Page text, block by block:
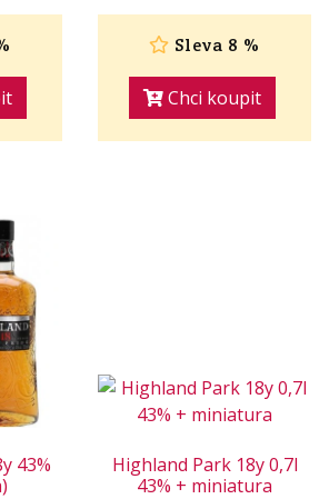
Sleva 8 %
Chci koupit
43%
Highland Park 18y 0,7l
43% + miniatura